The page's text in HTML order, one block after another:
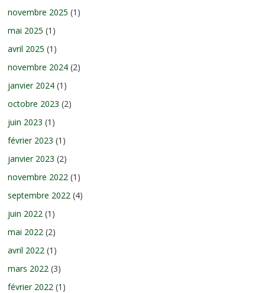
novembre 2025 (1)
mai 2025 (1)
avril 2025 (1)
novembre 2024 (2)
janvier 2024 (1)
octobre 2023 (2)
juin 2023 (1)
février 2023 (1)
janvier 2023 (2)
novembre 2022 (1)
septembre 2022 (4)
juin 2022 (1)
mai 2022 (2)
avril 2022 (1)
mars 2022 (3)
février 2022 (1)